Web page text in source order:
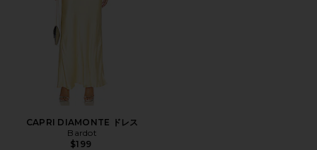
CAPRI DIAMONTE ドレス
Bardot
$199